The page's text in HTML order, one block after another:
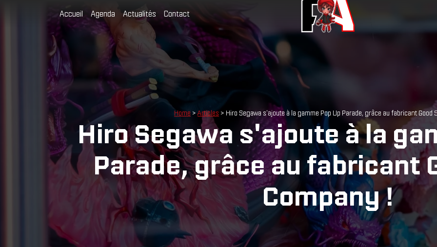
Accueil Agenda Actualités Contact
Home > Articles > Hiro Segawa s'ajoute à la gamme Pop Up Parade, grâce au fabricant Good
Hiro Segawa s'ajoute à la
Parade, grâce au fabricant
Company !